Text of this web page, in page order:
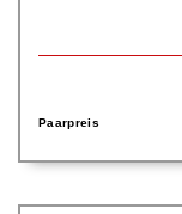
Paarpreis